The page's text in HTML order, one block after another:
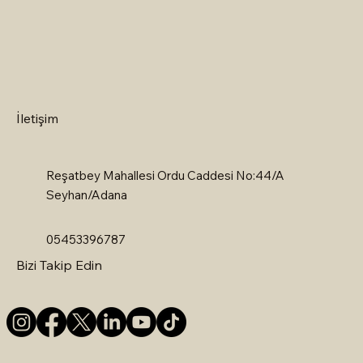
Bizi Takip Edin
İletişim
Reşatbey Mahallesi Ordu Caddesi No:44/A
Seyhan/Adana
05453396787